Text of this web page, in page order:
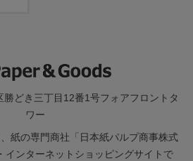
勝どき三丁目12番1号フォアフロントタ
ワー
紙の専門商社「日本紙パルプ商事株式
インターネットショッピングサイトで